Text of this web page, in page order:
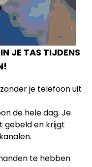
JE TAS TIJDENS
je telefoon uit
de hele dag. Je
gebeld en krijgt
te hebben